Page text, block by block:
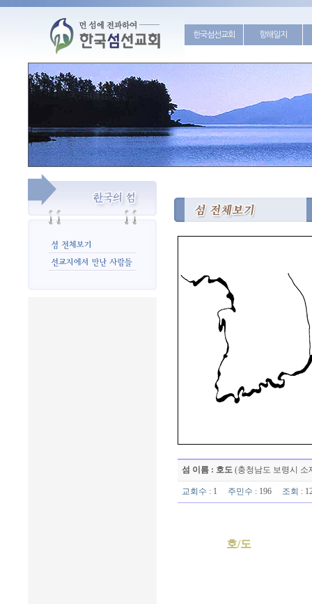
한국섬선교회 항해일지
섬 이름 : 호도 (충청남도 보령시 소
교회수 : 1 주민수 : 196 조회 :
호/도